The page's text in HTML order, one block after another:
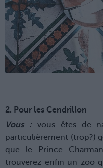
2. Pour les Cendrillon
Vous :vous êtes de
particulièrement (trop?)
que le Prince
trouverez enfin un zoo